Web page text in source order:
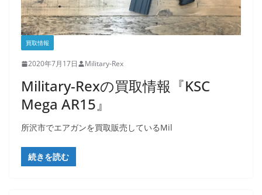
買取情報
2020年7月17日 Military-Rex
Military-Rexの買取情報『KSC
Mega AR15』
所沢市でエアガンを買取販売しているMil
続きを読む